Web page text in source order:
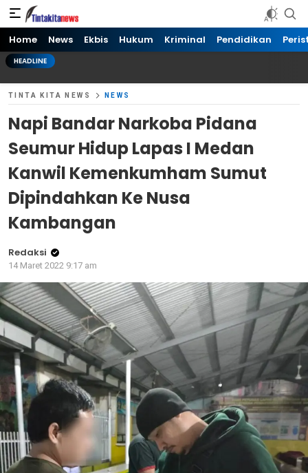
Tinta kita News
Informasi Terkini
Home News Ekbis Hukum Kriminal Pendidikan
HEADLINE
TINTA KITA NEWS NEWS
Napi Bandar Narkoba Pidana
Seumur Hidup Lapas I Medan
Kanwil Kemenkumham Sumut
Dipindahkan Ke Nusa
Kambangan
Redaksi
14 Maret 2022 9:17 am